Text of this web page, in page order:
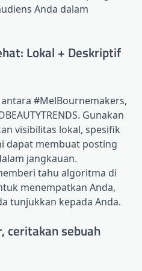
Anda dalam
Lokal + Deskriptif
#MelBournemakers,
Gunakan
visibilitas lokal, spesifik
dapat membuat posting
jangkauan.
tahu algoritma di
menempatkan Anda,
tunjukkan kepada Anda.
ceritakan sebuah